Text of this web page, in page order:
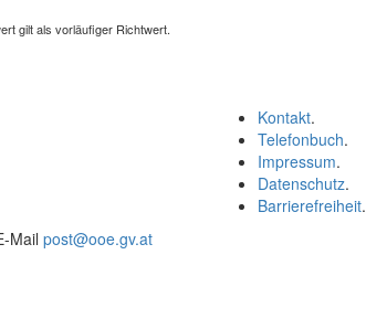
gilt als vorläufiger Richtwert.
Kontakt.
Telefonbuch.
Impressum.
Datenschutz.
Barrierefreiheit.
Mail post@ooe.gv.at